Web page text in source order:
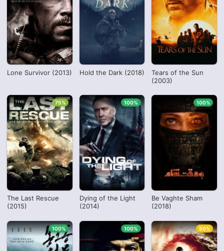
Lone Survivor (2013) Hold the Dark (2018)
Tears of the Sun
(2003)
The Last Rescue
(2015)
75%
Dying of the Light
(2014)
100%
Be Vaghte Sham
(2018)
100%
100% 100% 50%